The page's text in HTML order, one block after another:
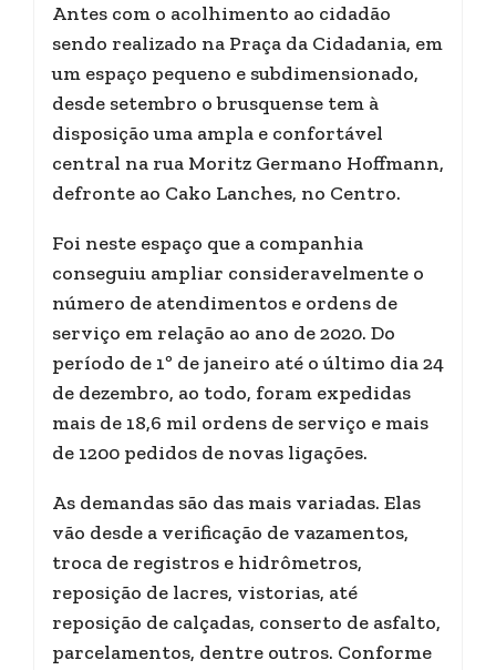
Antes com o acolhimento ao cidadão
sendo realizado na Praça da Cidadania, em
um espaço pequeno e subdimensionado,
desde setembro o brusquense tem à
disposição uma ampla e confortável
central na rua Moritz Germano Hoffmann,
defronte ao Cako Lanches, no Centro.
Foi neste espaço que a companhia
conseguiu ampliar consideravelmente o
número de atendimentos e ordens de
serviço em relação ao ano de 2020. Do
período de 1º de janeiro até o último dia 24
de dezembro, ao todo, foram expedidas
mais de 18,6 mil ordens de serviço e mais
de 1200 pedidos de novas ligações.
As demandas são das mais variadas. Elas
vão desde a verificação de vazamentos,
troca de registros e hidrômetros,
reposição de lacres, vistorias, até
reposição de calçadas, conserto de asfalto,
parcelamentos, dentre outros. Conforme